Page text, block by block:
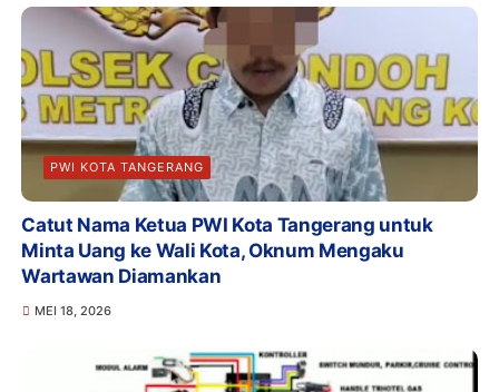
PWI KOTA TANGERANG
Catut Nama Ketua PWI Kota Tangerang untuk
Minta Uang ke Wali Kota, Oknum Mengaku
Wartawan Diamankan
MEI 18, 2026